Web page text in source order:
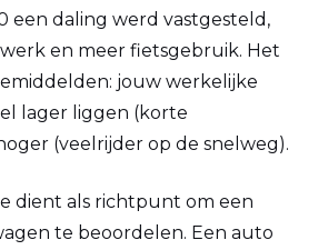
een daling werd vastgesteld,
en meer fietsgebruik. Het
jouw werkelijke
lager liggen (korte
(veelrijder op de snelweg).
dient als richtpunt om een
te beoordelen. Een auto